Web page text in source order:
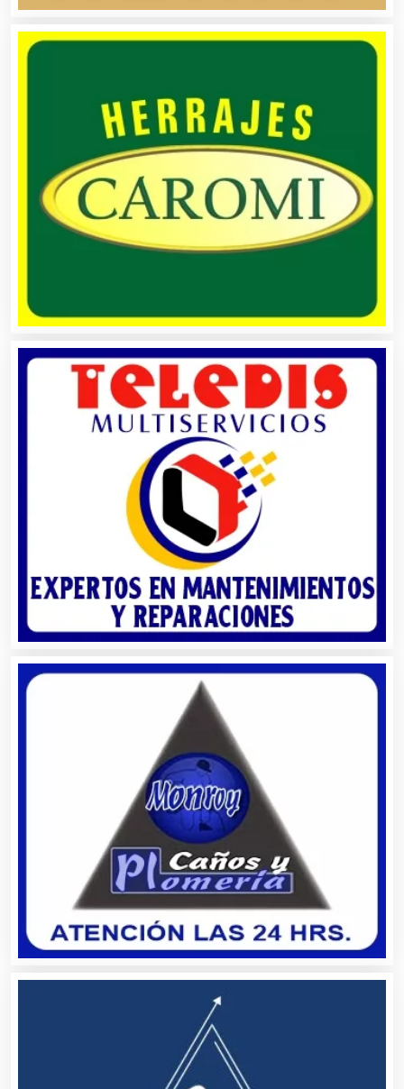
Asesoría Fiscal
Asociaciones Civiles
Asociaciones Empresariales
Audios para Eventos
Autobuses
Automatización
Automóviles Nuevos y Usados
Autopartes Eléctricas
Bancos
Banquetes